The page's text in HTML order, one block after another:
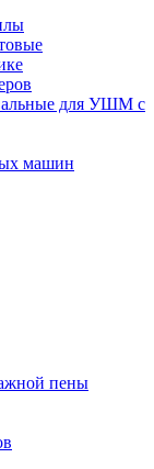
для УШМ с
машин
пены